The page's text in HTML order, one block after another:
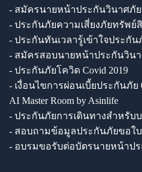
- สมัครนายหน้าประกันวินาศภัย
- ประกันภัยความเสี่ยงภัยทรัพย์
- ประกันทันเวลารู้เข้าใจประกัน
- สมัครสอบนายหน้าประกันวิน
- ประกันภัยโควิด Covid 2019
- เงื่อนไขการผ่อนเบี้ยประกันภัย
AI Master Room by Asinlife
- ประกันภัยการเดินทางสำหรับ
- สอบถามข้อมูลประกันภัยขอใบ
- อบรมขอรับต่อบัตรนายหน้าป